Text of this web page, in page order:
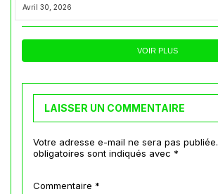
Avril 30, 2026
VOIR PLUS
LAISSER UN COMMENTAIRE
Votre adresse e-mail ne sera pas publiée.
obligatoires sont indiqués avec *
Commentaire *